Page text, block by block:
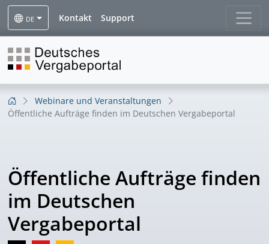
DE Kontakt Support
Webinare und Veranstaltungen
Öffentliche Aufträge finden im Deutschen Vergabeportal
Öffentliche Aufträge finden
im Deutschen
Vergabeportal